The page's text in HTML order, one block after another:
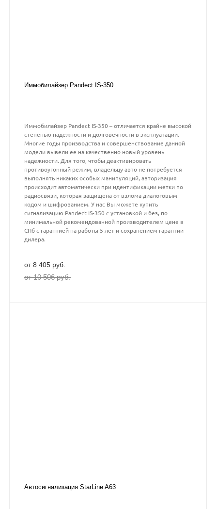
Иммобилайзер Pandect IS-350
Иммобилайзер Pandect IS-350 – отличается крайне высокой
степенью надежности и долговечности в эксплуатации.
Многие годы производства и совершенствование данной
модели вывели ее на качественно новый уровень
надежности. Для того, чтобы деактивировать
противоугонный режим, владельцу авто не потребуется
выполнять никаких особых манипуляций, авторизация
происходит автоматически при идентификации метки по
радиосвязи, которая защищена от взлома диалоговым
кодом и шифрованием. У нас Вы можете купить
сигнализацию Pandect IS-350 с установкой и без, по
минимальной рекомендованной производителем цене в
СПб с гарантией на работы 5 лет и сохранением гарантии
дилера.
от 8 405 руб.
от 10 506 руб.
Автосигнализация StarLine A63